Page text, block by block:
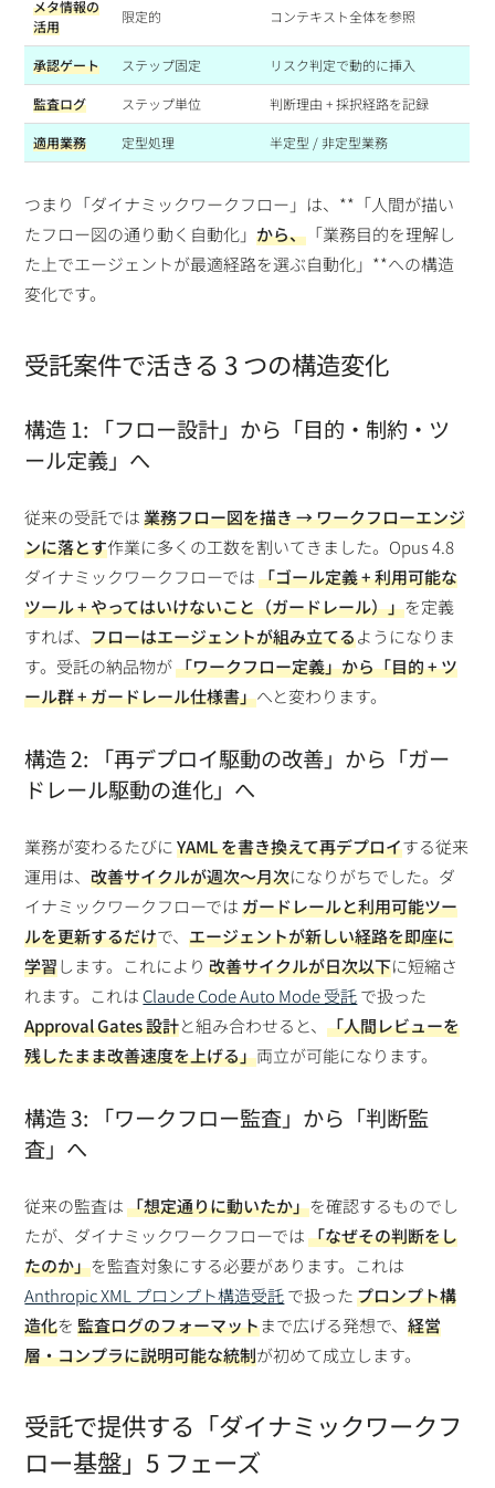
メタ情報の
活用
限定的 コンテキスト全体を参照
承認ゲート ステップ固定 リスク判定で動的に挿入
監査ログ ステップ単位 判断理由 + 採択経路を記録
適用業務 定型処理 半定型 / 非定型業務
つまり「ダイナミックワークフロー」は、**「人間が描い
たフロー図の通り動く自動化」から、 「業務目的を理解し
た上でエージェントが最適経路を選ぶ自動化」**への構造
変化です。
受託案件で活きる 3 つの構造変化
構造 1: 「フロー設計」から「目的・制約・ツ
ール定義」へ
従来の受託では業務フロー図を描き → ワークフローエンジ
ンに落とす作業に多くの工数を割いてきました。Opus 4.8
ダイナミックワークフローでは「ゴール定義 + 利用可能な
ツール + やってはいけないこと（ガードレール）」を定義
すれば、フローはエージェントが組み立てるようになりま
す。受託の納品物が「ワークフロー定義」から「目的 + ツ
ール群 + ガードレール仕様書」へと変わります。
構造 2: 「再デプロイ駆動の改善」から「ガー
ドレール駆動の進化」へ
業務が変わるたびにYAML を書き換えて再デプロイする従来
運用は、改善サイクルが週次〜月次になりがちでした。ダ
イナミックワークフローではガードレールと利用可能ツー
ルを更新するだけで、エージェントが新しい経路を即座に
学習します。これにより改善サイクルが日次以下に短縮さ
れます。これは Claude Code Auto Mode 受託で扱った
Approval Gates 設計と組み合わせると、「人間レビューを
残したまま改善速度を上げる」両立が可能になります。
構造 3: 「ワークフロー監査」から「判断監
査」へ
従来の監査は「想定通りに動いたか」を確認するものでし
たが、ダイナミックワークフローでは「なぜその判断をし
たのか」を監査対象にする必要があります。これは
Anthropic XML プロンプト構造受託で扱ったプロンプト構
造化を監査ログのフォーマットまで広げる発想で、経営
層・コンプラに説明可能な統制が初めて成立します。
受託で提供する「ダイナミックワークフ
ロー基盤」5 フェーズ